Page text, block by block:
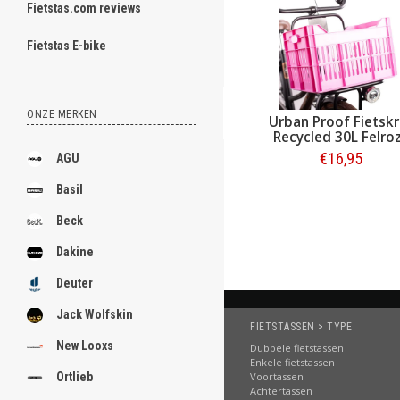
Fietstas.com reviews
Fietstas E-bike
ONZE MERKEN
AGU
Basil
Beck
Dakine
Deuter
Jack Wolfskin
New Looxs
Ortlieb
.
.
.
.
.
.
.
.
CamelBak Bidon
Reflective Pink
€15,95
Bestellen
Urban Proof Fietskrat
Recycled 30L Felroze
Joey
FIETSTASSEN > TYPE
Dubbele fietstassen
Enkele fietstassen
Voortassen
Achtertassen